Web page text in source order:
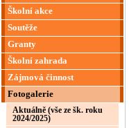
Školní akce
Soutěže
Granty
Školní zahrada
Zájmová činnost
Fotogalerie
Aktuálně (vše ze šk. roku
2024/2025)